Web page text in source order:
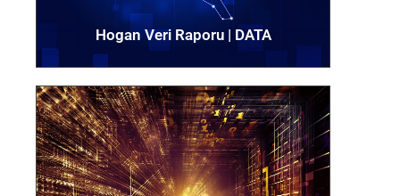
Hogan Veri Raporu​ | DATA
Detaylar için tıklayın
Hogan Duygusal Zeka
Raporu​ | EQ